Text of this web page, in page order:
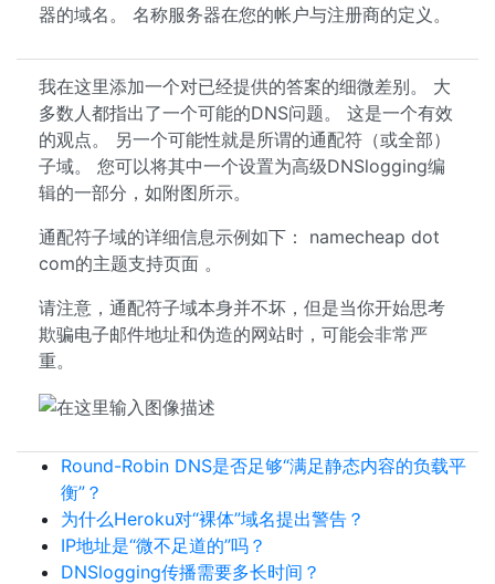
器的域名。 名称服务器在您的帐户与注册商的定义。
我在这里添加一个对已经提供的答案的细微差别。 大
多数人都指出了一个可能的DNS问题。 这是一个有效
的观点。 另一个可能性就是所谓的通配符（或全部）
子域。 您可以将其中一个设置为高级DNSlogging编
辑的一部分，如附图所示。
通配符子域的详细信息示例如下： namecheap dot
com的主题支持页面 。
请注意，通配符子域本身并不坏，但是当你开始思考
欺骗电子邮件地址和伪造的网站时，可能会非常严
重。
Round-Robin DNS是否足够“满足静态内容的负载平
衡”？
为什么Heroku对“裸体”域名提出警告？
IP地址是“微不足道的”吗？
DNSlogging传播需要多长时间？